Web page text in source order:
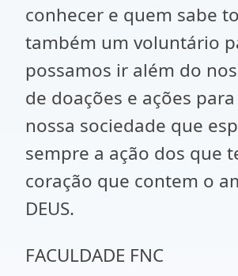
conhecer e quem sabe
também um voluntário
possamos ir além do
de doações e ações
nossa sociedade que
sempre a ação dos que
coração que contem o
DEUS.
FACULDADE FNC